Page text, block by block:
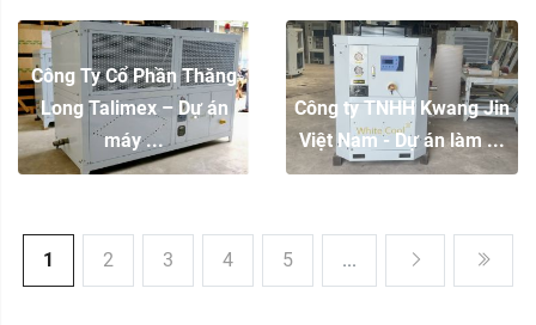
Công Ty Cổ Phần Thăng
Long Talimex – Dự án
máy ...
Công ty TNHH Kwang Jin
Việt Nam - Dự án làm ...
1 2 3 4 5 ...